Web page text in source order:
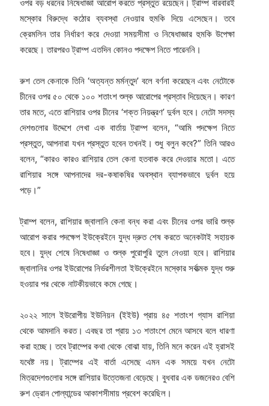
ওপর বড় ধরনের নিষেধাজ্ঞা আরোপ করতে প্রস্তুত রয়েছেন। ট্রাম্প বারবারই
মস্কোর বিরুদ্ধে কঠোর ব্যবস্থা নেওয়ার হুমকি দিয়ে এসেছেন। তবে
ক্রেমলিন তার নির্ধারণ করে দেওয়া সময়সীমা ও নিষেধাজ্ঞার হুমকি উপেক্ষা
করেছে। তারপরও ট্রাম্প এতদিন কোনও পদক্ষেপ নিতে পারেননি।
রুশ তেল কেনাকে তিনি ‘অত্যন্ত মর্মন্তুদ’ বলে বর্ণনা করেছেন এবং নেটোকে
চীনের ওপর ৫০ থেকে ১০০ শতাংশ শুল্ক আরোপের প্রস্তাব দিয়েছেন। কারণ
তার মতে, এতে রাশিয়ার ওপর চীনের ‘শক্ত নিয়ন্ত্রণ’ দুর্বল হবে। নেটো সদস্য
দেশগুলোর উদ্দেশে লেখা এক বার্তায় ট্রাম্প বলেন, “আমি পদক্ষেপ নিতে
প্রস্তুত, আপনারা যখন প্রস্তুত হবেন তখনই। শুধু বলুন কবে?” তিনি আরও
বলেন, “কারও কারও রাশিয়ার তেল কেনা হতবাক করে দেওয়ার মতো। এতে
রাশিয়ার সঙ্গে আপনাদের দর-কষাকষির অবস্থান ব্যাপকভাবে দুর্বল হয়ে
পড়ে।”
ট্রাম্প বলেন, রাশিয়ার জ্বালানি কেনা বন্ধ করা এবং চীনের ওপর ভারি শুল্ক
আরোপ করার পদক্ষেপ ইউক্রেইনে যুদ্ধ দ্রুত শেষ করতে অনেকটাই সহায়ক
হবে। যুদ্ধ শেষে নিষেধাজ্ঞা ও শুল্ক পুরোপুরি তুলে নেওয়া হবে। রাশিয়ার
জ্বালানির ওপর ইউরোপের নির্ভরশীলতা ইউক্রেইনে মস্কোর সর্বাত্মক যুদ্ধ শুরু
হওয়ার পর থেকে নাটকীয়ভাবে কমে গেছে।
২০২২ সালে ইউরোপীয় ইউনিয়ন (ইইউ) প্রায় ৪৫ শতাংশ গ্যাস রাশিয়া
থেকে আমদানি করত। এবছর তা প্রায় ১৩ শতাংশে মেনে আসবে বলে ধারণা
করা হচ্ছে। তবে ট্রাম্পের কথা থেকে বোঝা যায়, তিনি মনে করেন এই হ্রাসই
যথেষ্ট নয়। ট্রাম্পের এই বার্তা এসেছে এমন এক সময়ে যখন নেটো
মিত্রদেশগুলোর সঙ্গে রাশিয়ার উত্তেজনা বেড়েছে। বুধবার এক ডজনেরও বেশি
রুশ ড্রোন পোল্যান্ডের আকাশসীমায় প্রবেশ করেছিল।